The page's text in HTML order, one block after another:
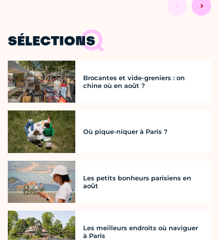
SÉLECTIONS
Brocantes et vide-greniers : on
chine où en août ?
Où pique-niquer à Paris ?
Les petits bonheurs parisiens en
août
Les meilleurs endroits où naviguer
à Paris